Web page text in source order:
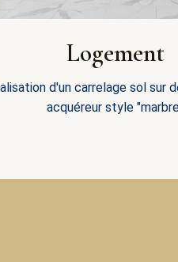
Logement
d'un carrelage sol sur
acquéreur style